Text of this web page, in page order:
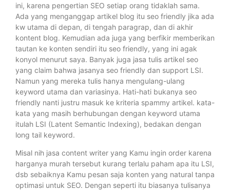
ini, karena pengertian SEO setiap orang tidaklah sama.
Ada yang menganggap artikel blog itu seo friendly jika ada
kw utama di depan, di tengah paragrap, dan di akhir
kontent blog. Kemudian ada juga yang berfikir memberikan
tautan ke konten sendiri itu seo friendly, yang ini agak
konyol menurut saya. Banyak juga jasa tulis artikel seo
yang claim bahwa jasanya seo friendly dan support LSI.
Namun yang mereka tulis hanya mengulang-ulang
keyword utama dan variasinya. Hati-hati bukanya seo
friendly nanti justru masuk ke kriteria spammy artikel. kata-
kata yang masih berhubungan dengan keyword utama
itulah LSI (Latent Semantic Indexing), bedakan dengan
long tail keyword.
Misal nih jasa content writer yang Kamu ingin order karena
harganya murah tersebut kurang terlalu paham apa itu LSI,
dsb sebaiknya Kamu pesan saja konten yang natural tanpa
optimasi untuk SEO. Dengan seperti itu biasanya tulisanya